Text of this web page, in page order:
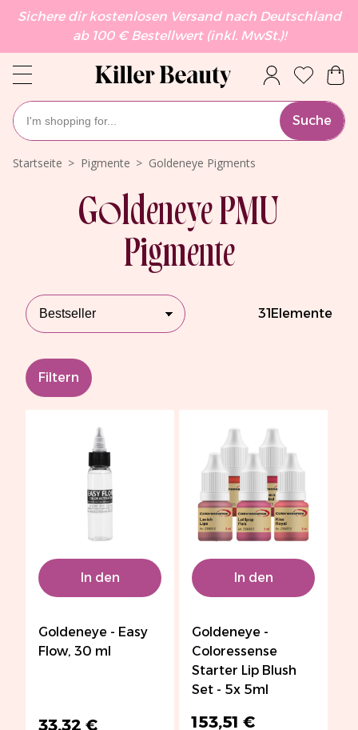
Sichere dir kostenlosen Versand nach Deutschland
ab 100 € Bestellwert (inkl. MwSt.)!
Suche
Startseite Pigmente Goldeneye Pigments
Goldeneye PMU
Pigmente
31Elemente
Filtern
In den
Goldeneye - Easy
Flow, 30 ml
33,32 €
In den
Goldeneye -
Coloressense
Starter Lip Blush
Set - 5x 5ml
153,51 €